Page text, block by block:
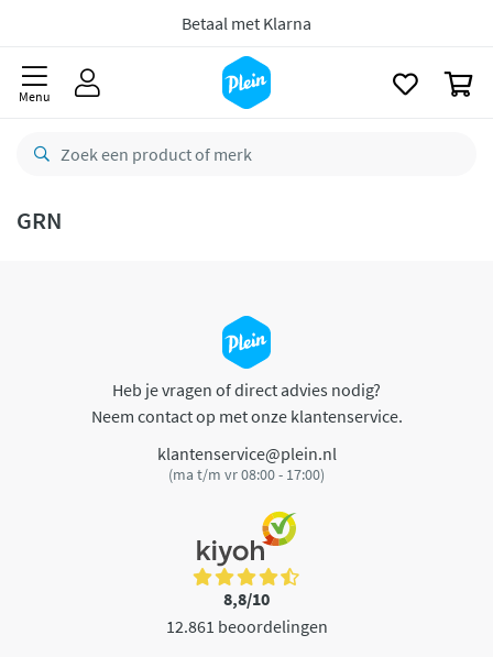
Betaal met Klarna
Menu
GRN
Heb je vragen of direct advies nodig?
Neem contact op met onze klantenservice.
klantenservice@plein.nl
(ma t/m vr 08:00 - 17:00)
8,8/10
12.861 beoordelingen